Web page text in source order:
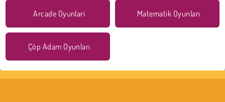
Arcade Oyunlari Matematik Oyunları
Çöp Adam Oyunları